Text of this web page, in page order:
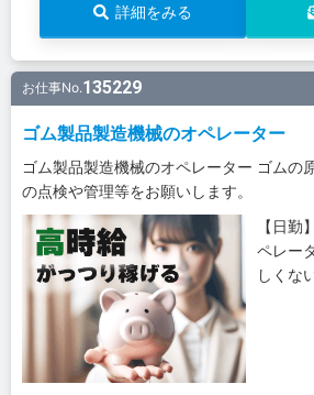
詳細をみる
お仕事No.135229
ゴム製品製造機械のオペレーター
ゴム製品製造機械のオペレーター ゴムの
の点検や管理等をお願いします。
【日
ペレー
しくな